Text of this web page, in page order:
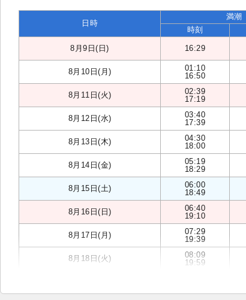
日時
満潮
時刻
8月9日(日) 16:29
8月10日(月)
01:10
16:50
8月11日(火)
02:39
17:19
8月12日(水)
03:40
17:39
8月13日(木)
04:30
18:00
8月14日(金)
05:19
18:29
8月15日(土)
06:00
18:49
8月16日(日)
06:40
19:10
8月17日(月)
07:29
19:39
8月18日(火)
08:09
19:59